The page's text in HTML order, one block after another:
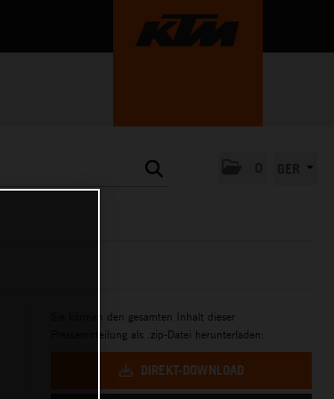
Sie können den gesamten Inhalt dieser
Pressemitteilung als .zip-Datei herunterladen:
DIREKT-DOWNLOAD